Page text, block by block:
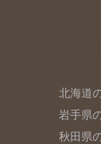
北海道
岩手県
秋田県